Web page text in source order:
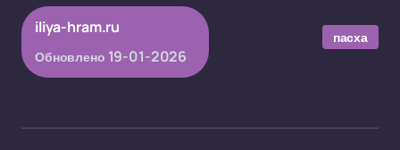
iliya-hram.ru
Обновлено 19-01-2026
пасха